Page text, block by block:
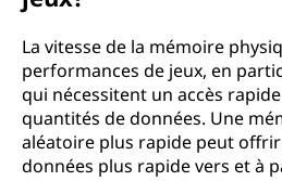
La vitesse de la mémoire
performances de jeux, en
qui nécessitent un accès
quantités de données. Une
aléatoire plus rapide peut
données plus rapide vers et à